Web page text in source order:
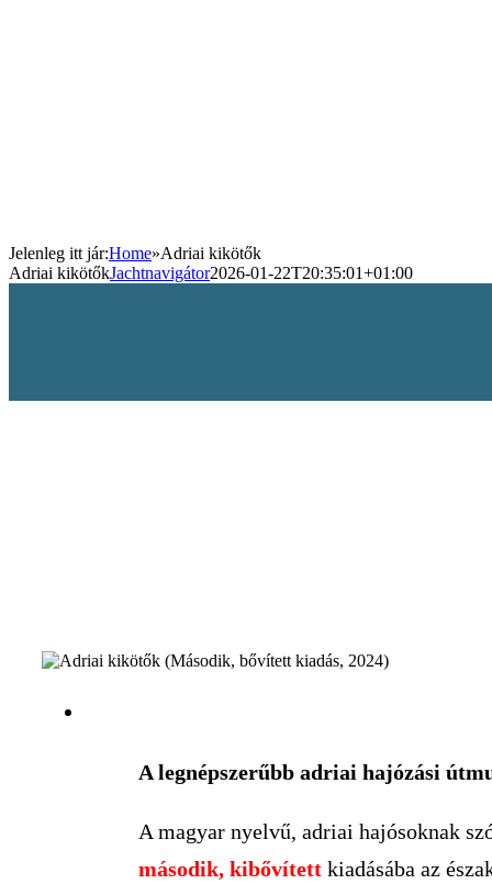
Jelenleg itt jár:Home»Adriai kikötők
Adriai kikötőkJachtnavigátor2026-01-22T20:35:01+01:00
A legnépszerűbb adriai hajózási
A magyar nyelvű, adriai hajósoknak
második, kibővített kiadásába az